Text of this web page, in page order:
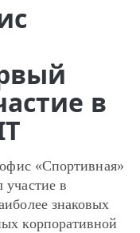
в
«Спортивная»
в
знаковых
корпоративной